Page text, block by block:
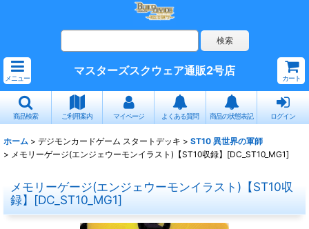
メニュー
マスターズスクウェア通販2号店
カート
商品検索 ご利用案内 マイページ よくある質問 商品の状態表記 ログイン
ホーム > デジモンカードゲーム スタートデッキ > ST10 異世界の軍師
> メモリーゲージ(エンジェウーモンイラスト)【ST10収録】[DC_ST10_MG1]
メモリーゲージ(エンジェウーモンイラスト)【ST10収
録】[DC_ST10_MG1]